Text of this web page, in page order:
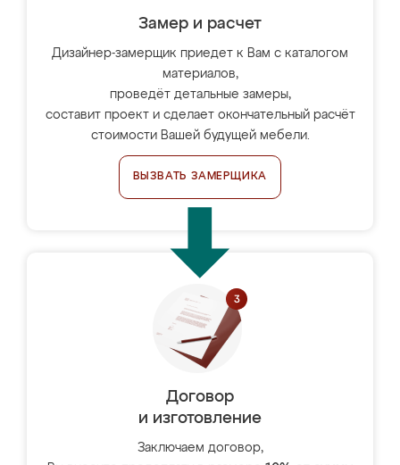
Замер и расчет
Дизайнер-замерщик приедет к Вам с каталогом
материалов,
проведёт детальные замеры,
составит проект и сделает окончательный расчёт
стоимости Вашей будущей мебели.
ВЫЗВАТЬ ЗАМЕРЩИКА
Договор
и изготовление
Заключаем договор,